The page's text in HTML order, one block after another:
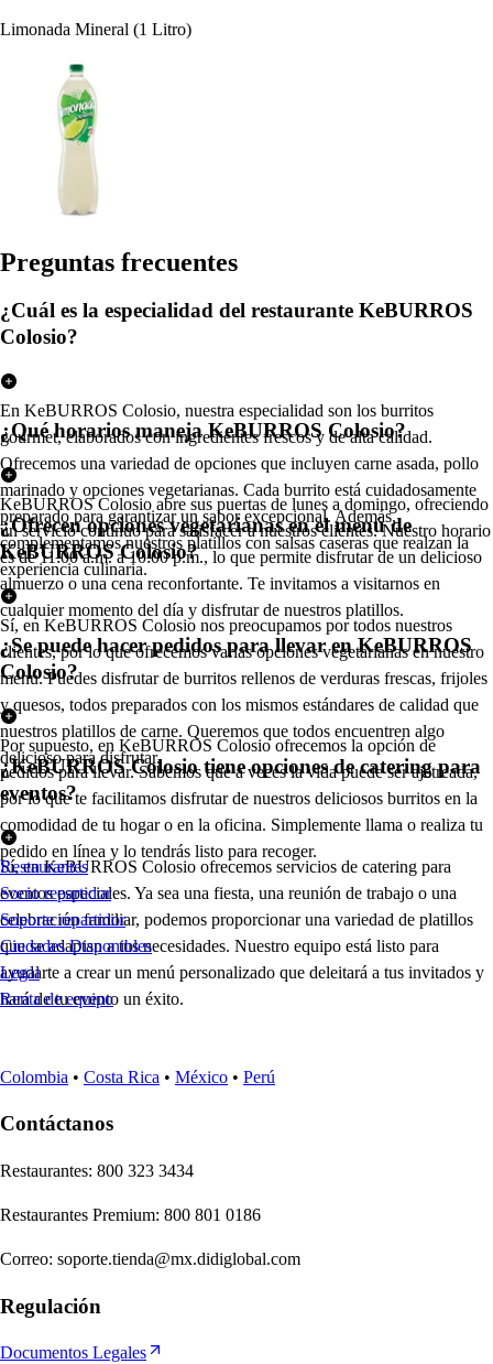
Limonada Mineral (1 Litro)
Preguntas frecuentes
¿Cuál es la especialidad del restaurante KeBURROS
Colosio?
En KeBURROS Colosio, nuestra especialidad son los burritos
gourmet, elaborados con ingredientes frescos y de alta calidad.
Ofrecemos una variedad de opciones que incluyen carne asada, pollo
marinado y opciones vegetarianas. Cada burrito está cuidadosamente
preparado para garantizar un sabor excepcional. Además,
complementamos nuestros platillos con salsas caseras que realzan la
experiencia culinaria.
¿Qué horarios maneja KeBURROS Colosio?
KeBURROS Colosio abre sus puertas de lunes a domingo, ofreciendo
un servicio continuo para satisfacer a nuestros clientes. Nuestro horario
es de 11:00 a.m. a 10:00 p.m., lo que permite disfrutar de un delicioso
almuerzo o una cena reconfortante. Te invitamos a visitarnos en
cualquier momento del día y disfrutar de nuestros platillos.
¿Ofrecen opciones vegetarianas en el menú de
KeBURROS Colosio?
Sí, en KeBURROS Colosio nos preocupamos por todos nuestros
clientes, por lo que ofrecemos varias opciones vegetarianas en nuestro
menú. Puedes disfrutar de burritos rellenos de verduras frescas, frijoles
y quesos, todos preparados con los mismos estándares de calidad que
nuestros platillos de carne. Queremos que todos encuentren algo
delicioso para disfrutar.
¿Se puede hacer pedidos para llevar en KeBURROS
Colosio?
Por supuesto, en KeBURROS Colosio ofrecemos la opción de
pedidos para llevar. Sabemos que a veces la vida puede ser ajetreada,
por lo que te facilitamos disfrutar de nuestros deliciosos burritos en la
comodidad de tu hogar o en la oficina. Simplemente llama o realiza tu
pedido en línea y lo tendrás listo para recoger.
¿KeBURROS Colosio tiene opciones de catering para
eventos?
Sí, en KeBURROS Colosio ofrecemos servicios de catering para
eventos especiales. Ya sea una fiesta, una reunión de trabajo o una
celebración familiar, podemos proporcionar una variedad de platillos
que se adaptan a tus necesidades. Nuestro equipo está listo para
ayudarte a crear un menú personalizado que deleitará a tus invitados y
hará de tu evento un éxito.
Restaurantes
Socio repartidor
Soporte repartidor
Ciudades Disponibles
Legal
Renta de equipo
Colombia • Costa Rica • México • Perú
Contáctanos
Restaurantes: 800 323 3434
Restaurantes Premium: 800 801 0186
Correo: soporte.tienda@mx.didiglobal.com
Regulación
Documentos Legales